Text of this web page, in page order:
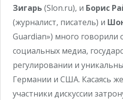
Зигарь (Slon.ru), и Борис
(журналист, писатель) и
Guardian») много говорили
социальных медиа,
регулировании и
Германии и США. Касаясь
участники дискуссии